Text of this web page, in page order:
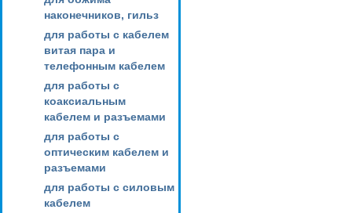
наконечников, гильз
для работы с кабелем
витая пара и
телефонным кабелем
для работы с
коаксиальным
кабелем и разъемами
для работы с
оптическим кабелем и
разъемами
для работы с силовым
кабелем